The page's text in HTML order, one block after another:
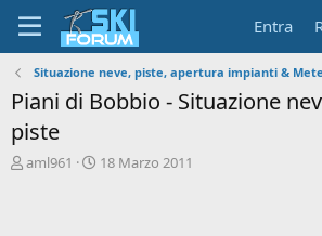
Entra
Situazione neve, piste, apertura impianti &
Piani di Bobbio - Situazione
piste
A
aml961
D
18 Marzo 2011